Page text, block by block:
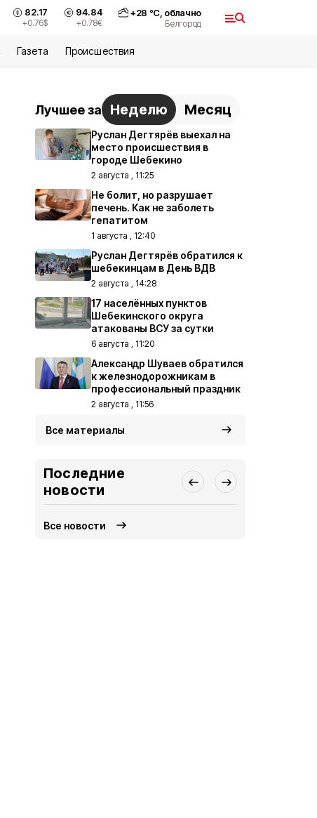
82.17
+0.76$
94.84
+0.78€
+28 °С, облачно
Белгород
Газета Происшествия
Лучшее за Неделю Месяц
Руслан Дегтярёв выехал на
место происшествия в
городе Шебекино
2 августа , 11:25
Не болит, но разрушает
печень. Как не заболеть
гепатитом
1 августа , 12:40
Руслан Дегтярёв обратился к
шебекинцам в День ВДВ
2 августа , 14:28
17 населённых пунктов
Шебекинского округа
атакованы ВСУ за сутки
6 августа , 11:20
Александр Шуваев обратился
к железнодорожникам в
профессиональный праздник
2 августа , 11:56
Все материалы
Последние
новости
Все новости